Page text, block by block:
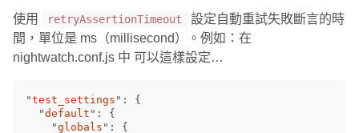
使用 retryAssertionTimeout
設定自動重試失敗斷言的時
間，單位是 ms（millisecond）。例如：在
nightwatch.conf.js 中 可以這樣設定…
"test_settings " :
{
"default " :
{
"globals " :
{